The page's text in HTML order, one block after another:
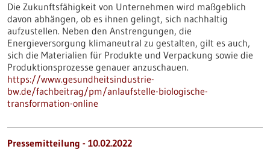
Die Zukunftsfähigkeit von Unternehmen wird maßgeblich
davon abhängen, ob es ihnen gelingt, sich nachhaltig
aufzustellen. Neben den Anstrengungen, die
Energieversorgung klimaneutral zu gestalten, gilt es auch,
sich die Materialien für Produkte und Verpackung sowie die
Produktionsprozesse genauer anzuschauen.
https://www.gesundheitsindustrie-
bw.de/fachbeitrag/pm/anlaufstelle-biologische-
transformation-online
Pressemitteilung - 10.02.2022